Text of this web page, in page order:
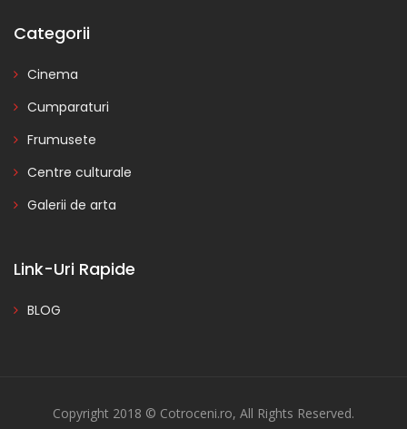
Categorii
Cinema
Cumparaturi
Frumusete
Centre culturale
Galerii de arta
Link-Uri Rapide
BLOG
Copyright 2018 © Cotroceni.ro, All Rights Reserved.